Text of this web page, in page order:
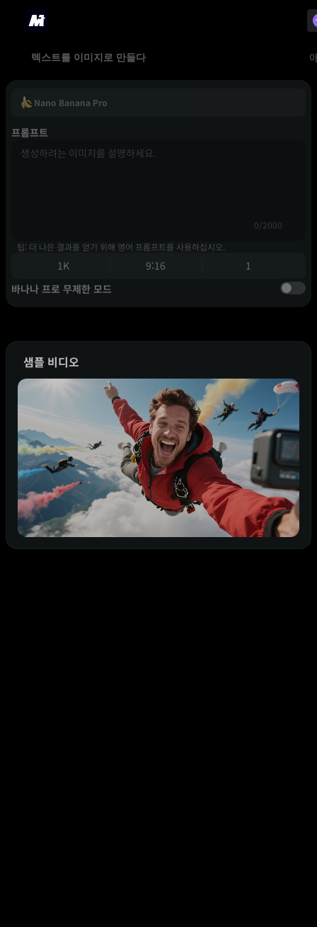
텍스트를 이미지로 만들다
Nano Banana Pro
프롬프트
0/2000
팁: 더 나은 결과를 얻기 위해 영어 프롬프트를 사용하십시오.
1K 9:16
1
바나나 프로 무제한 모드
샘플 비디오